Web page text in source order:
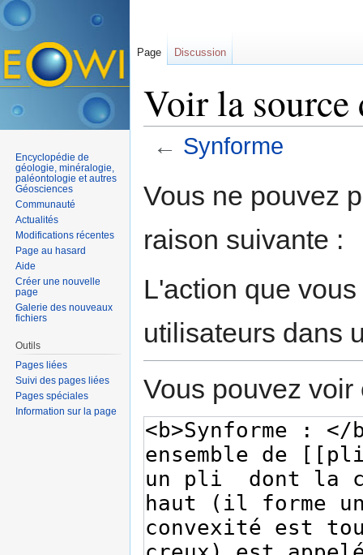
Voir la source
← Synforme
Vous ne pouvez
raison suivante :
L'action que
utilisateurs dans
Vous pouvez
Page Discussion
Encyclopédie de
géologie, minéralogie,
paléontologie et autres
Géosciences
Communauté
Actualités
Modifications récentes
Page au hasard
Aide
Créer une nouvelle
page
Galerie des nouveaux
fichiers
Outils
Pages liées
Suivi des pages liées
Pages spéciales
Information sur la page